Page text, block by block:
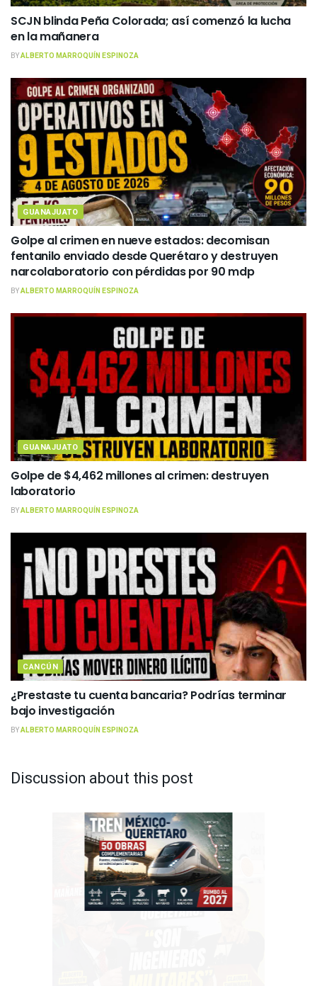
SCJN blinda Peña Colorada; así comenzó la lucha
en la mañanera
BYALBERTO MARROQUÍN ESPINOZA
GUANAJUATO
Golpe al crimen en nueve estados: decomisan
fentanilo enviado desde Querétaro y destruyen
narcolaboratorio con pérdidas por 90 mdp
BYALBERTO MARROQUÍN ESPINOZA
GUANAJUATO
Golpe de $4,462 millones al crimen: destruyen
laboratorio
BYALBERTO MARROQUÍN ESPINOZA
CANCÚN
¿Prestaste tu cuenta bancaria? Podrías terminar
bajo investigación
BYALBERTO MARROQUÍN ESPINOZA
Discussion about this post